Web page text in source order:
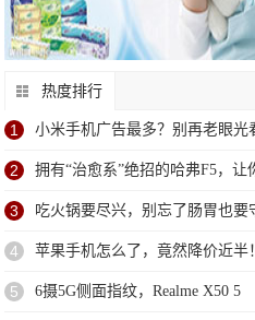
热度排行
1 小米手机广告最多？别再老眼光
2 拥有“治愈系”绝招的哈弗F5，让
3 吃火锅要尽兴，别忘了肠胃也要
4 苹果手机怎么了，竟然降价近半
5 6摄5G侧面指纹，Realme X50 5